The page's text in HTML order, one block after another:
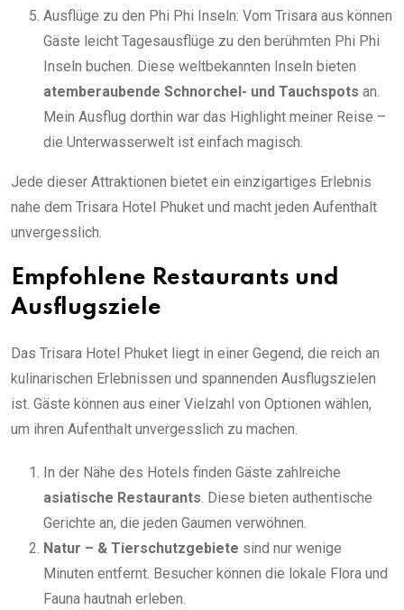
Ausflüge zu den Phi Phi Inseln: Vom Trisara aus können
Gäste leicht Tagesausflüge zu den berühmten Phi Phi
Inseln buchen. Diese weltbekannten Inseln bieten
atemberaubende Schnorchel- und Tauchspots an.
Mein Ausflug dorthin war das Highlight meiner Reise –
die Unterwasserwelt ist einfach magisch.
Jede dieser Attraktionen bietet ein einzigartiges Erlebnis
nahe dem Trisara Hotel Phuket und macht jeden Aufenthalt
unvergesslich.
Empfohlene Restaurants und
Ausflugsziele
Das Trisara Hotel Phuket liegt in einer Gegend, die reich an
kulinarischen Erlebnissen und spannenden Ausflugszielen
ist. Gäste können aus einer Vielzahl von Optionen wählen,
um ihren Aufenthalt unvergesslich zu machen.
In der Nähe des Hotels finden Gäste zahlreiche
asiatische Restaurants. Diese bieten authentische
Gerichte an, die jeden Gaumen verwöhnen.
Natur – & Tierschutzgebiete sind nur wenige
Minuten entfernt. Besucher können die lokale Flora und
Fauna hautnah erleben.